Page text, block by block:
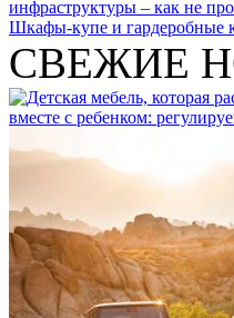
инфраструктуры – как не
Шкафы-купе и гардеробные
СВЕЖИЕ
вместе с ребенком: